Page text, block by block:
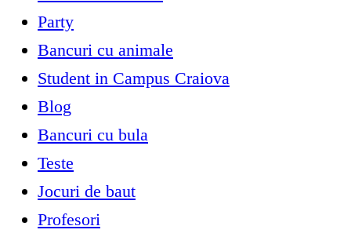
Party
Bancuri cu animale
Student in Campus Craiova
Blog
Bancuri cu bula
Teste
Jocuri de baut
Profesori